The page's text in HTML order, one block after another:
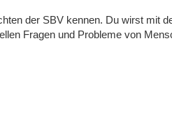
der SBV kennen. Du wirst mit
Fragen und Probleme von